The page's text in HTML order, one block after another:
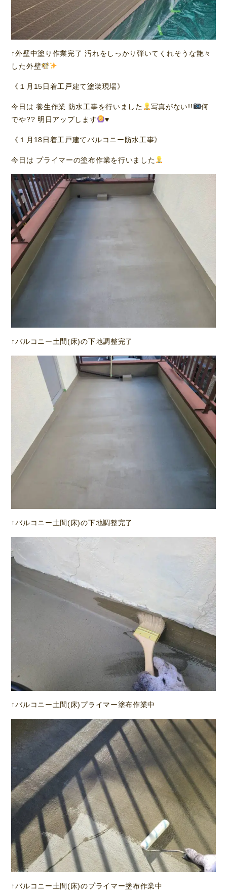
↑外壁中塗り作業完了 汚れをしっかり弾いてくれそうな艶々
した外壁
《１月15日着工戸建て塗装現場》
今日は 養生作業 防水工事を行いました 写真がない!!
何
でや?? 明日アップします
♥️
《１月18日着工戸建てバルコニー防水工事》
今日は プライマーの塗布作業を行いました
↑バルコニー土間(床)の下地調整完了
↑バルコニー土間(床)の下地調整完了
↑バルコニー土間(床)プライマー塗布作業中
↑バルコニー土間(床)のプライマー塗布作業中